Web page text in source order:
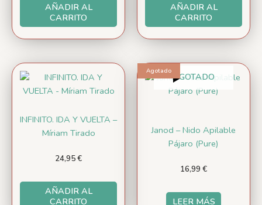
AÑADIR AL
CARRITO
AÑADIR AL
CARRITO
INFINITO. IDA Y VUELTA –
Míriam Tirado
24,95€
AÑADIR AL
CARRITO
AgotadoAGOTADO
Janod – Nido Apilable
Pájaro (Pure)
16,99 €
LEER MÁS